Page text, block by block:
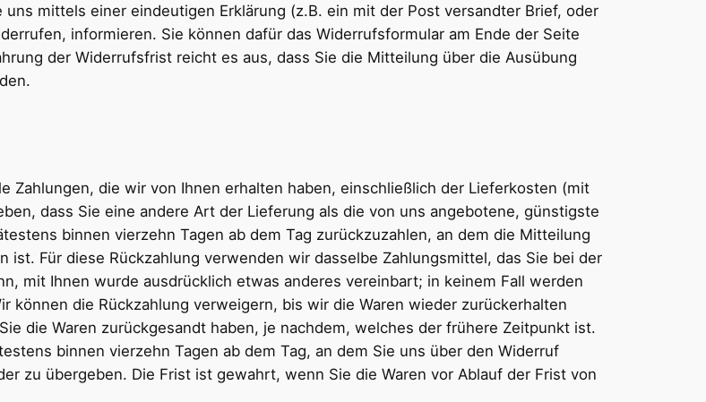
mittels einer eindeutigen Erklärung (z.B. ein mit der Post versandter Brief, oder
informieren. Sie können dafür das Widerrufsformular am Ende der Seite
der Widerrufsfrist reicht es aus, dass Sie die Mitteilung über die Ausübung
Zahlungen, die wir von Ihnen erhalten haben, einschließlich der Lieferkosten (mit
dass Sie eine andere Art der Lieferung als die von uns angebotene, günstigste
binnen vierzehn Tagen ab dem Tag zurückzuzahlen, an dem die Mitteilung
ist. Für diese Rückzahlung verwenden wir dasselbe Zahlungsmittel, das Sie bei der
mit Ihnen wurde ausdrücklich etwas anderes vereinbart; in keinem Fall werden
können die Rückzahlung verweigern, bis wir die Waren wieder zurückerhalten
die Waren zurückgesandt haben, je nachdem, welches der frühere Zeitpunkt ist.
binnen vierzehn Tagen ab dem Tag, an dem Sie uns über den Widerruf
zu übergeben. Die Frist ist gewahrt, wenn Sie die Waren vor Ablauf der Frist von